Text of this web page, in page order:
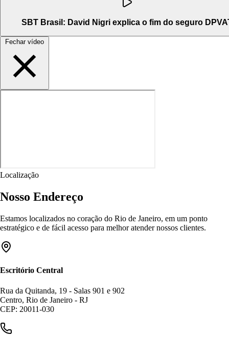
SBT Brasil: David Nigri explica o fim do seguro
Fechar vídeo
Localização
Nosso Endereço
Estamos localizados no coração do Rio de Janeiro, em um ponto
estratégico e de fácil acesso para melhor atender nossos clientes.
Escritório Central
Rua da Quitanda, 19 - Salas 901 e 902
Centro, Rio de Janeiro - RJ
CEP: 20011-030